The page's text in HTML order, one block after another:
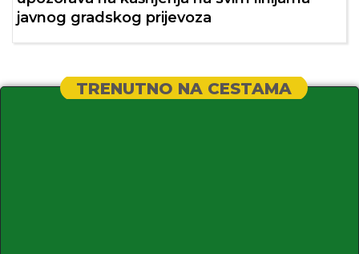
javnog gradskog prijevoza
TRENUTNO NA CESTAMA